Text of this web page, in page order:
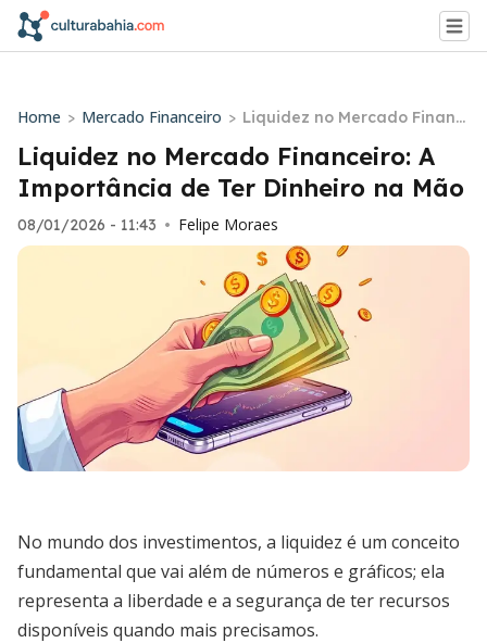
Home > Mercado Financeiro > Liquidez no Mercado Financ
eiro: A Importância de Ter D
inheiro na Mão
Liquidez no Mercado Financeiro: A
Importância de Ter Dinheiro na Mão
08/01/2026 - 11:43 • Felipe Moraes
No mundo dos investimentos, a liquidez é um conceito
fundamental que vai além de números e gráficos; ela
representa a liberdade e a segurança de ter recursos
disponíveis quando mais precisamos.